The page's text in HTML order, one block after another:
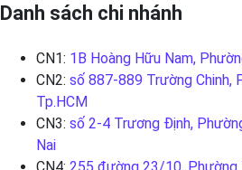
Danh sách chi nhánh
CN1: 1B Hoàng Hữu Nam,
CN2: số 887-889 Trường Chinh,
Tp.HCM
CN3: số 2-4 Trương Định,
Nai